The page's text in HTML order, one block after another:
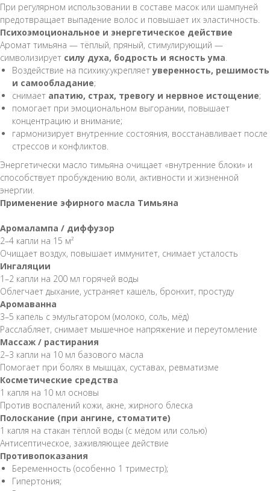
При регулярном использовании в составе масок или шампуней
предотвращает выпадение волос и повышает их эластичность.
Психоэмоциональное и энергетическое действие
Аромат тимьяна — тёплый, пряный, стимулирующий —
символизирует силу духа, бодрость и ясность ума
Воздействие на психику:укрепляетуверенность, решимость
и самообладание;
снимает апатию, страх, тревогу и нервное истощение;
помогает при эмоциональном выгорании, повышает
концентрацию и внимание;
гармонизирует внутренние состояния, восстанавливает после
стрессов и конфликтов.
Энергетически масло тимьяна очищает «внутренние блоки» и
способствует пробуждению воли, активности и жизненной
энергии.
Применение эфирного масла Тимьяна
Аромалампа / диффузор
2–4 капли на 15 м²
Очищает воздух, повышает иммунитет, снимает усталость
Ингаляции
1–2 капли на 200 мл горячей воды
Облегчает дыхание, устраняет кашель, бронхит, простуду
Аромаванна
3–5 капель с эмульгатором (молоко, соль, мёд)
Расслабляет, снимает мышечное напряжение и переутомление
Массаж / растирания
2–3 капли на 10 мл базового масла
Помогает при болях в мышцах, суставах, ревматизме
Косметические средства
1 капля на 10 мл основы
Против воспалений кожи, акне, жирного блеска
Полоскание (при ангине, стоматите)
1 капля на стакан тёплой воды (с мёдом или солью)
Антисептическое, заживляющее действие
Противопоказания
Беременность (особенно 1 триместр);
Гипертония;